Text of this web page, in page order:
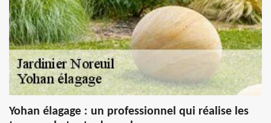
Yohan élagage : un professionnel qui réalise les